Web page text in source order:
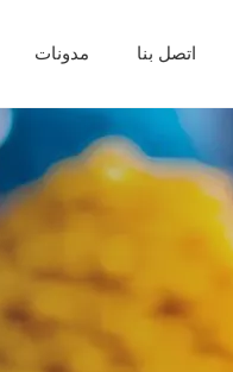
مدونات اتصل بنا